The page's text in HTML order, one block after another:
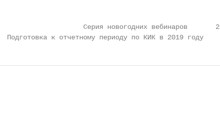
Серия новогодних вебинаров       2
Подготовка к отчетному периоду по КИК в 2019 году